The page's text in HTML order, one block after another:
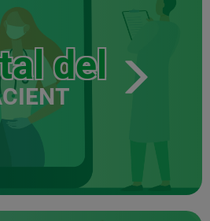
del